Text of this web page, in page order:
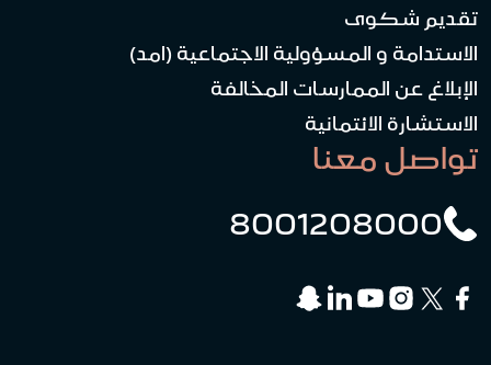
تقديم شكوى
الاستدامة و المسؤولية الاجتماعية (امد)
الإبلاغ عن الممارسات المخالفة
الاستشارة الائتمانية
تواصل معنا
8001208000